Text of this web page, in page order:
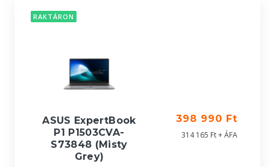
RAKTÁRON
ASUS ExpertBook
P1 P1503CVA-
S73848 (Misty
Grey)
398 990 Ft
314 165 Ft + ÁFA